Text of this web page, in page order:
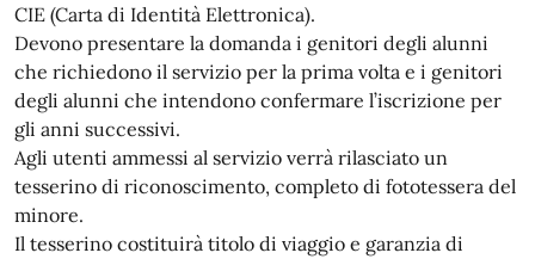
CIE (Carta di Identità Elettronica).
Devono presentare la domanda i genitori degli alunni
che richiedono il servizio per la prima volta e i genitori
degli alunni che intendono confermare l’iscrizione per
gli anni successivi.
Agli utenti ammessi al servizio verrà rilasciato un
tesserino di riconoscimento, completo di fototessera del
minore.
Il tesserino costituirà titolo di viaggio e garanzia di